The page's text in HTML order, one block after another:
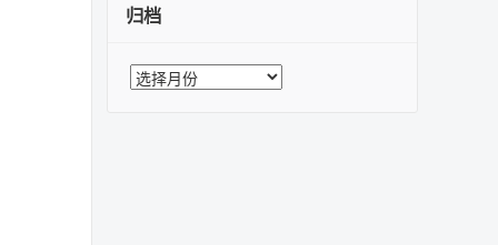
归档
归
档